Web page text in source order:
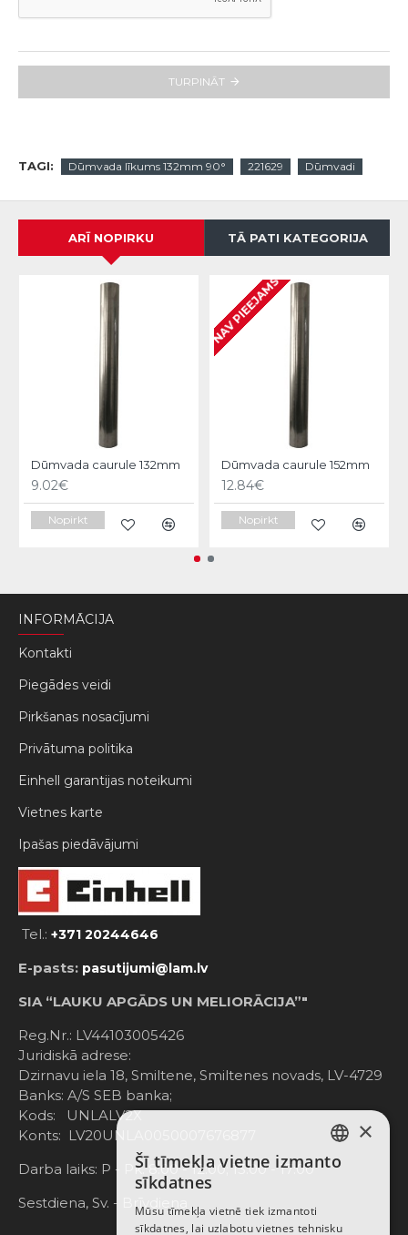
TURPINĀT
TAGI: Dūmvada līkums 132mm 90° 221629 Dūmvadi
ARĪ NOPIRKU TĀ PATI KATEGORIJA
Dūmvada caurule 132mm
9.02€
Nopirkt
NAV PIEEJAMS
Dūmvada caurule 152mm
12.84€
Nopirkt
INFORMĀCIJA
Kontakti
Piegādes veidi
Pirkšanas nosacījumi
Privātuma politika
Einhell garantijas noteikumi
Vietnes karte
Ipašas piedāvājumi
Tel.: +371 20244646
E-pasts: pasutijumi@lam.lv
SIA “LAUKU APGĀDS UN MELIORĀCIJA”"
Reg.Nr.: LV44103005426
Juridiskā adrese:
Dzirnavu iela 18, Smiltene, Smiltenes novads, LV-4729
Banks: A/S SEB banka;
Kods: UNLALV2X
Konts: LV20UNLA0050007676877
Darba laiks: P - Pk. 8:00 - 12:00; 13:00 - 17:00
Sestdiena, Sv. - Brīvdiena
LATVIAN
ENGLISH
×
Šī tīmekļa vietne izmanto
sīkdatnes
Mūsu tīmekļa vietnē tiek izmantoti
sīkdatnes, lai uzlabotu vietnes tehnisku